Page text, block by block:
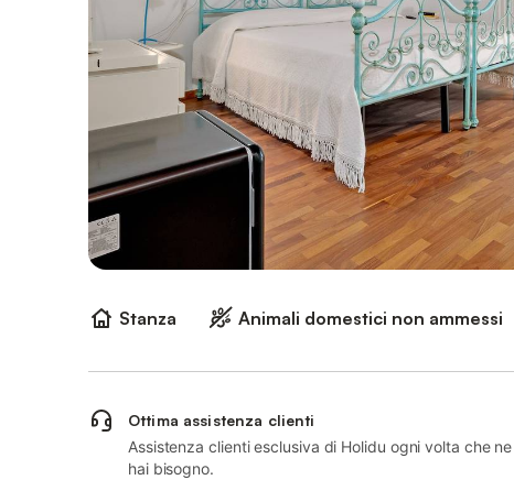
Stanza Animali domestici non ammessi
Ottima assistenza clienti
Assistenza clienti esclusiva di Holidu ogni volta che ne
hai bisogno.